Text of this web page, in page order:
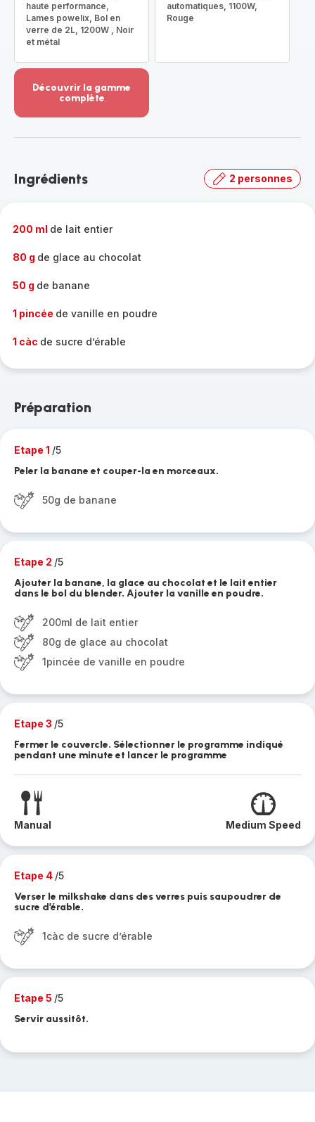
haute performance,
Lames powelix, Bol en
verre de 2L, 1200W , Noir
et métal
automatiques, 1100W,
Rouge
Découvrir la gamme
complète
-
gamme
Ingrédients 2 personnes
200 ml de lait entier
80 g de glace au chocolat
50 g de banane
1 pincée de vanille en poudre
1 càc de sucre d’érable
Préparation
Etape 1 /5
Peler la banane et couper-la en morceaux.
50g de banane
Etape 2 /5
Ajouter la banane, la glace au chocolat et le lait entier
dans le bol du blender. Ajouter la vanille en poudre.
200ml de lait entier
80g de glace au chocolat
1pincée de vanille en poudre
Etape 3 /5
Fermer le couvercle. Sélectionner le programme indiqué
pendant une minute et lancer le programme
Manual Medium Speed
Etape 4 /5
Verser le milkshake dans des verres puis saupoudrer de
sucre d’érable.
1càc de sucre d’érable
Etape 5 /5
Servir aussitôt.